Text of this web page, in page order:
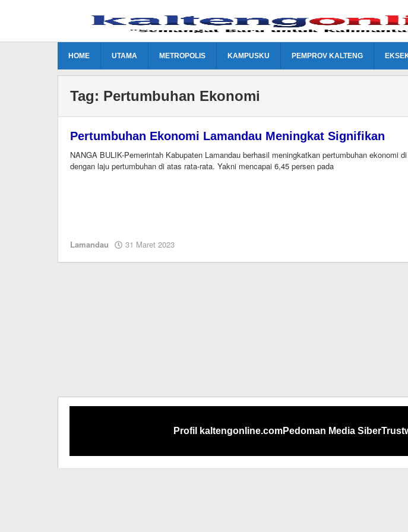
HOME UTAMA METROPOLIS KAMPUSKU PEMPROV KALTENG
Tag: Pertumbuhan Ekonomi
Pertumbuhan Ekonomi Lamandau Meningkat Signifikan
NANGA BULIK-Pemerintah Kabupaten Lamandau berhasil meningkatkan pertumbuhan ekonomi
dengan laju pertumbuhan di atas rata-rata. Yakni mencapai 6,45 persen pada
Lamandau 31 Maret 2023
Profil kaltengonline.comPedoman Media Siber